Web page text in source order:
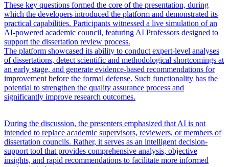
These key questions formed the core of the presentation, during
which the developers introduced the platform and demonstrated its
practical capabilities. Participants witnessed a live simulation of an
AI-powered academic council, featuring AI Professors designed to
support the dissertation review process.
The platform showcased its ability to conduct expert-level analyses
of dissertations, detect scientific and methodological shortcomings at
an early stage, and generate evidence-based recommendations for
improvement before the formal defense. Such functionality has the
potential to strengthen the quality assurance process and
significantly improve research outcomes.
During the discussion, the presenters emphasized that AI is not
intended to replace academic supervisors, reviewers, or members of
dissertation councils. Rather, it serves as an intelligent decision-
support tool that provides comprehensive analysis, objective
insights, and rapid recommendations to facilitate more informed